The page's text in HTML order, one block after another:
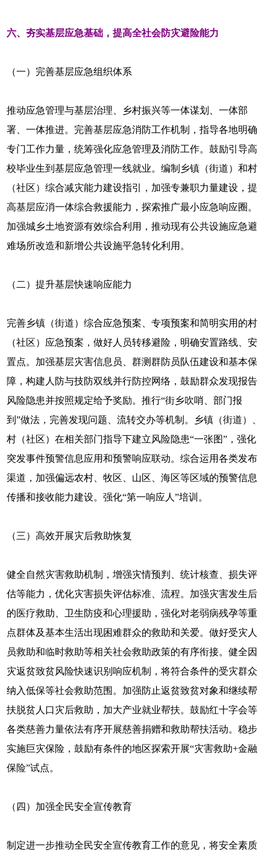
六、夯实基层应急基础，提高全社会防灾避险能力
（一）完善基层应急组织体系
推动应急管理与基层治理、乡村振兴等一体谋划、一体部
署、一体推进。完善基层应急消防工作机制，指导各地明确
专门工作力量，统筹强化应急管理及消防工作。鼓励引导高
校毕业生到基层应急管理一线就业。编制乡镇（街道）和村
（社区）综合减灾能力建设指引，加强专兼职力量建设，提
高基层应消一体综合救援能力，探索推广最小应急响应圈。
加强城乡土地资源有效综合利用，推动现有公共设施应急避
难场所改造和新增公共设施平急转化利用。
（二）提升基层快速响应能力
完善乡镇（街道）综合应急预案、专项预案和简明实用的村
（社区）应急预案，做好人员转移避险，明确安置路线、安
置点。加强基层灾害信息员、群测群防员队伍建设和基本保
障，构建人防与技防双线并行防控网络，鼓励群众发现报告
风险隐患并按照规定给予奖励。推行“街乡吹哨、部门报
到”做法，完善发现问题、流转交办等机制。乡镇（街道）、
村（社区）在相关部门指导下建立风险隐患“一张图”，强化
突发事件预警信息应用和预警响应联动。综合运用各类发布
渠道，加强偏远农村、牧区、山区、海区等区域的预警信息
传播和接收能力建设。强化“第一响应人”培训。
（三）高效开展灾后救助恢复
健全自然灾害救助机制，增强灾情预判、统计核查、损失评
估等能力，优化灾害损失评估标准、流程。加强灾害发生后
的医疗救助、卫生防疫和心理援助，强化对老弱病残孕等重
点群体及基本生活出现困难群众的救助和关爱。做好受灾人
员救助和临时救助等相关社会救助政策的有序衔接。健全因
灾返贫致贫风险快速识别响应机制，将符合条件的受灾群众
纳入低保等社会救助范围。加强防止返贫致贫对象和继续帮
扶脱贫人口灾后救助，加大产业就业帮扶。鼓励红十字会等
各类慈善力量依法有序开展慈善捐赠和救助帮扶活动。稳步
实施巨灾保险，鼓励有条件的地区探索开展“灾害救助+金融
保险”试点。
（四）加强全民安全宣传教育
制定进一步推动全民安全宣传教育工作的意见，将安全素质